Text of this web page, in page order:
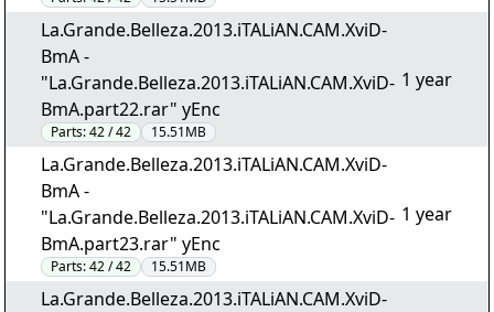
La.Grande.Belleza.2013.iTALiAN.CAM.XviD-
BmA -
"La.Grande.Belleza.2013.iTALiAN.CAM.XviD-
BmA.part22.rar" yEnc
Parts:42 / 42 15.51MB
1 year
La.Grande.Belleza.2013.iTALiAN.CAM.XviD-
BmA -
"La.Grande.Belleza.2013.iTALiAN.CAM.XviD-
BmA.part23.rar" yEnc
Parts:42 / 42 15.51MB
1 year
La.Grande.Belleza.2013.iTALiAN.CAM.XviD-